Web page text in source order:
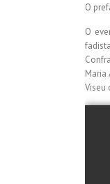
O
O
Maria
Viseu